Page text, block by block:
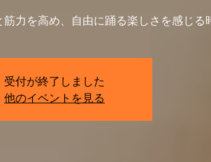
力を高め、自由に踊る楽しさを感じる
受付が終了しました
他のイベントを見る